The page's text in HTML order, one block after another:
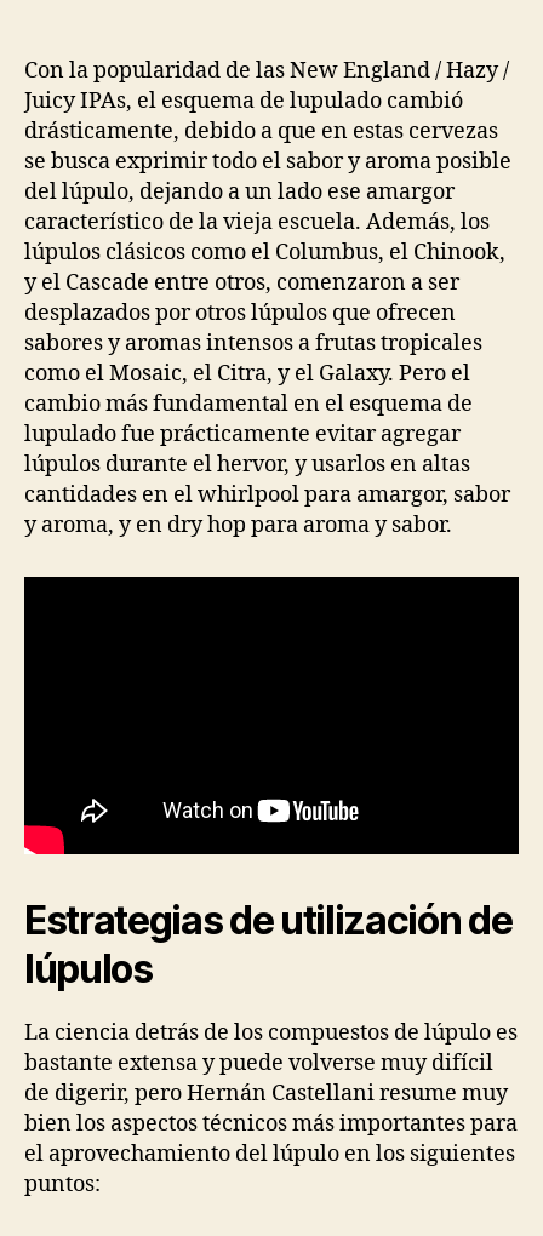
Con la popularidad de las New England / Hazy /
Juicy IPAs, el esquema de lupulado cambió
drásticamente, debido a que en estas cervezas
se busca exprimir todo el sabor y aroma posible
del lúpulo, dejando a un lado ese amargor
característico de la vieja escuela. Además, los
lúpulos clásicos como el Columbus, el Chinook,
y el Cascade entre otros, comenzaron a ser
desplazados por otros lúpulos que ofrecen
sabores y aromas intensos a frutas tropicales
como el Mosaic, el Citra, y el Galaxy. Pero el
cambio más fundamental en el esquema de
lupulado fue prácticamente evitar agregar
lúpulos durante el hervor, y usarlos en altas
cantidades en el whirlpool para amargor, sabor
y aroma, y en dry hop para aroma y sabor.
Estrategias de utilización de
lúpulos
La ciencia detrás de los compuestos de lúpulo es
bastante extensa y puede volverse muy difícil
de digerir, pero Hernán Castellani resume muy
bien los aspectos técnicos más importantes para
el aprovechamiento del lúpulo en los siguientes
puntos: